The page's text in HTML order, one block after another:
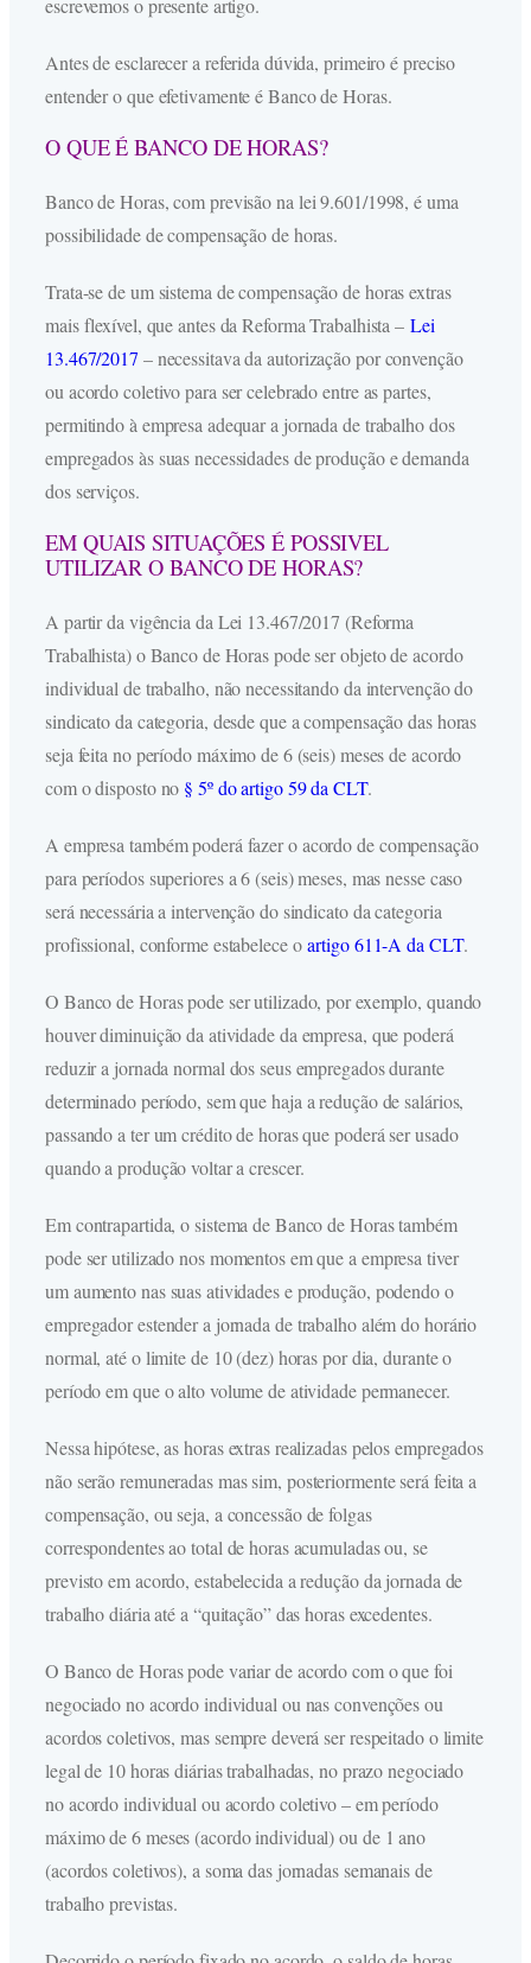
escrevemos o presente artigo.
Antes de esclarecer a referida dúvida, primeiro é preciso
entender o que efetivamente é Banco de Horas.
O QUE É BANCO DE HORAS?
Banco de Horas, com previsão na lei 9.601/1998, é uma
possibilidade de compensação de horas.
Trata-se de um sistema de compensação de horas extras
mais flexível, que antes da Reforma Trabalhista – Lei
13.467/2017 – necessitava da autorização por convenção
ou acordo coletivo para ser celebrado entre as partes,
permitindo à empresa adequar a jornada de trabalho dos
empregados às suas necessidades de produção e demanda
dos serviços.
EM QUAIS SITUAÇÕES É POSSIVEL
UTILIZAR O BANCO DE HORAS?
A partir da vigência da Lei 13.467/2017 (Reforma
Trabalhista) o Banco de Horas pode ser objeto de acordo
individual de trabalho, não necessitando da intervenção do
sindicato da categoria, desde que a compensação das horas
seja feita no período máximo de 6 (seis) meses de acordo
com o disposto no § 5º do artigo 59 da CLT.
A empresa também poderá fazer o acordo de compensação
para períodos superiores a 6 (seis) meses, mas nesse caso
será necessária a intervenção do sindicato da categoria
profissional, conforme estabelece oartigo 611-A da CLT.
O Banco de Horas pode ser utilizado, por exemplo, quando
houver diminuição da atividade da empresa, que poderá
reduzir a jornada normal dos seus empregados durante
determinado período, sem que haja a redução de salários,
passando a ter um crédito de horas que poderá ser usado
quando a produção voltar a crescer.
Em contrapartida, o sistema de Banco de Horas também
pode ser utilizado nos momentos em que a empresa tiver
um aumento nas suas atividades e produção, podendo o
empregador estender a jornada de trabalho além do horário
normal, até o limite de 10 (dez) horas por dia, durante o
período em que o alto volume de atividade permanecer.
Nessa hipótese, as horas extras realizadas pelos empregados
não serão remuneradas mas sim, posteriormente será feita a
compensação, ou seja, a concessão de folgas
correspondentes ao total de horas acumuladas ou, se
previsto em acordo, estabelecida a redução da jornada de
trabalho diária até a “quitação” das horas excedentes.
O Banco de Horas pode variar de acordo com o que foi
negociado no acordo individual ou nas convenções ou
acordos coletivos, mas sempre deverá ser respeitado o limite
legal de 10 horas diárias trabalhadas, no prazo negociado
no acordo individual ou acordo coletivo – em período
máximo de 6 meses (acordo individual) ou de 1 ano
(acordos coletivos), a soma das jornadas semanais de
trabalho previstas.